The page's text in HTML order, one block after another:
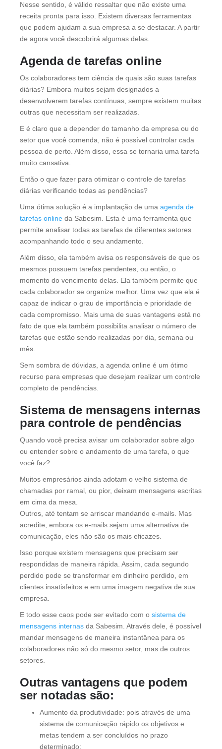
Nesse sentido, é válido ressaltar que não existe uma
receita pronta para isso. Existem diversas ferramentas
que podem ajudam a sua empresa a se destacar. A partir
de agora você descobrirá algumas delas.
Agenda de tarefas online
Os colaboradores tem ciência de quais são suas tarefas
diárias? Embora muitos sejam designados a
desenvolverem tarefas contínuas, sempre existem muitas
outras que necessitam ser realizadas.
E é claro que a depender do tamanho da empresa ou do
setor que você comenda, não é possível controlar cada
pessoa de perto. Além disso, essa se tornaria uma tarefa
muito cansativa.
Então o que fazer para otimizar o controle de tarefas
diárias verificando todas as pendências?
Uma ótima solução é a implantação de uma agenda de
tarefas online da Sabesim. Esta é uma ferramenta que
permite analisar todas as tarefas de diferentes setores
acompanhando todo o seu andamento.
Além disso, ela também avisa os responsáveis de que os
mesmos possuem tarefas pendentes, ou então, o
momento do vencimento delas. Ela também permite que
cada colaborador se organize melhor. Uma vez que ela é
capaz de indicar o grau de importância e prioridade de
cada compromisso. Mais uma de suas vantagens está no
fato de que ela também possibilita analisar o número de
tarefas que estão sendo realizadas por dia, semana ou
mês.
Sem sombra de dúvidas, a agenda online é um ótimo
recurso para empresas que desejam realizar um controle
completo de pendências.
Sistema de mensagens internas
para controle de pendências
Quando você precisa avisar um colaborador sobre algo
ou entender sobre o andamento de uma tarefa, o que
você faz?
Muitos empresários ainda adotam o velho sistema de
chamadas por ramal, ou pior, deixam mensagens escritas
em cima da mesa.
Outros, até tentam se arriscar mandando e-mails. Mas
acredite, embora os e-mails sejam uma alternativa de
comunicação, eles não são os mais eficazes.
Isso porque existem mensagens que precisam ser
respondidas de maneira rápida. Assim, cada segundo
perdido pode se transformar em dinheiro perdido, em
clientes insatisfeitos e em uma imagem negativa de sua
empresa.
E todo esse caos pode ser evitado com o sistema de
mensagens internas da Sabesim. Através dele, é possível
mandar mensagens de maneira instantânea para os
colaboradores não só do mesmo setor, mas de outros
setores.
Outras vantagens que podem
ser notadas são:
Aumento da produtividade: pois através de uma
sistema de comunicação rápido os objetivos e
metas tendem a ser concluídos no prazo
determinado;